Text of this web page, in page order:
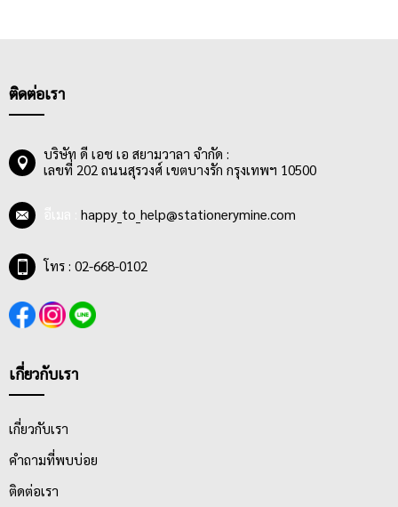
แรง มีความคงทน ใบมีดเหลาดินสอต้องคม เหลาลื่น ไม่ทำให้ไส้ดินสอ
ได้ง่าย
ติดต่อเรา
บริษัท ดี เอช เอ สยามวาลา จำกัด :
เลขที่ 202 ถนนสุรวงศ์ เขตบางรัก กรุงเทพฯ 10500
happy_to_help@stationerymine.com
โทร : 02-668-0102
เกี่ยวกับเรา
เกี่ยวกับเรา
คำถามที่พบบ่อย
ติดต่อเรา